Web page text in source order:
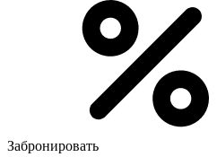
Забронировать